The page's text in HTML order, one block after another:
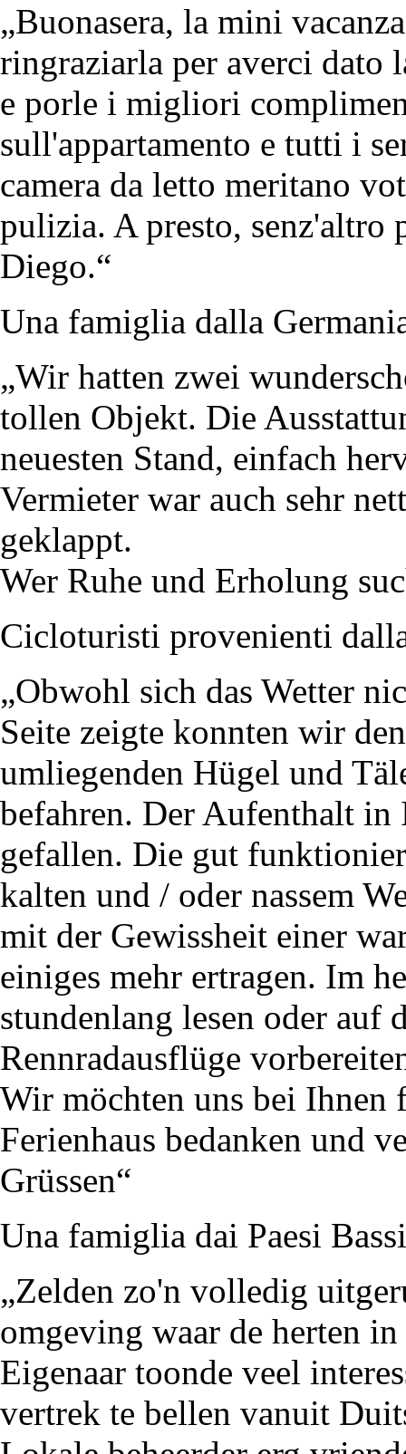
„Buonasera, la mini
ringraziarla per averci dato
e porle i migliori
sull'appartamento e tutti i
camera da letto meritano
pulizia. A presto, senz'altro
Diego.“
Una famiglia dalla
„Wir hatten zwei
tollen Objekt. Die
neuesten Stand, einfach
Vermieter war auch sehr
geklappt.
Wer Ruhe und Erholung
Cicloturisti provenienti
„Obwohl sich das Wetter
Seite zeigte konnten wir
umliegenden Hügel und
befahren. Der Aufenthalt in
gefallen. Die gut
kalten und / oder nassem
mit der Gewissheit einer
einiges mehr ertragen. Im
stundenlang lesen oder auf
Rennradausflüge
Wir möchten uns bei Ihnen
Ferienhaus bedanken und
Grüssen“
Una famiglia dai Paesi
„Zelden zo'n volledig
omgeving waar de herten
Eigenaar toonde veel
vertrek te bellen vanuit